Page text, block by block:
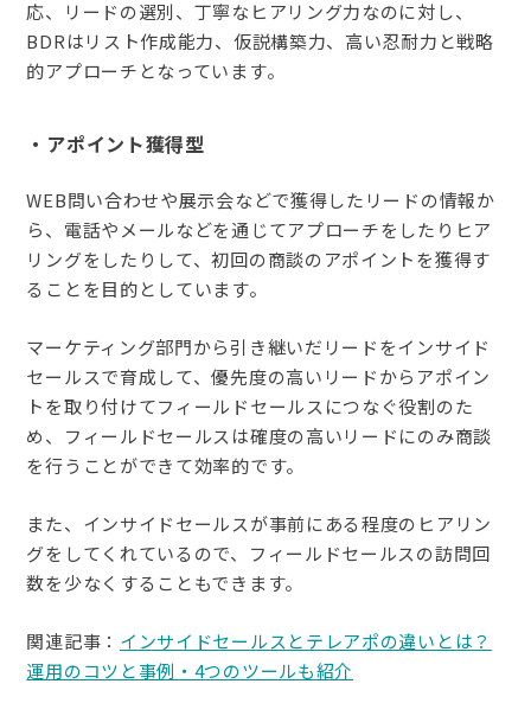
応、リードの選別、丁寧なヒアリング力なのに対し、
BDRはリスト作成能力、仮説構築力、高い忍耐力と戦略
的アプローチとなっています。
・アポイント獲得型
WEB問い合わせや展示会などで獲得したリードの情報か
ら、電話やメールなどを通じてアプローチをしたりヒア
リングをしたりして、初回の商談のアポイントを獲得す
ることを目的としています。
マーケティング部門から引き継いだリードをインサイド
セールスで育成して、優先度の高いリードからアポイン
トを取り付けてフィールドセールスにつなぐ役割のた
め、フィールドセールスは確度の高いリードにのみ商談
を行うことができて効率的です。
また、インサイドセールスが事前にある程度のヒアリン
グをしてくれているので、フィールドセールスの訪問回
数を少なくすることもできます。
関連記事： インサイドセールスとテレアポの違いとは？
運用のコツと事例・4つのツールも紹介